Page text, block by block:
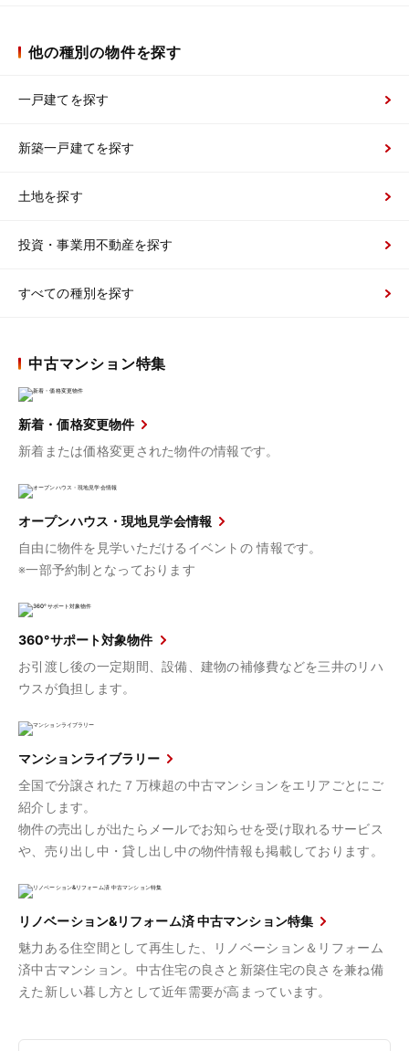
他の種別の物件を探す
一戸建てを探す
新築一戸建てを探す
土地を探す
投資・事業用不動産を探す
すべての種別を探す
中古マンション特集
新着・価格変更物件
新着または価格変更された物件の情報です。
オープンハウス・現地見学会情報
自由に物件を見学いただけるイベントの 情報です。
※一部予約制となっております
360°サポート対象物件
お引渡し後の一定期間、設備、建物の補修費などを三井のリハ
ウスが負担します。
マンションライブラリー
全国で分譲された７万棟超の中古マンションをエリアごとにご
紹介します。
物件の売出しが出たらメールでお知らせを受け取れるサービス
や、売り出し中・貸し出し中の物件情報も掲載しております。
リノベーション&リフォーム済 中古マンション特集
魅力ある住空間として再生した、リノベーション＆リフォーム
済中古マンション。中古住宅の良さと新築住宅の良さを兼ね備
えた新しい暮し方として近年需要が高まっています。